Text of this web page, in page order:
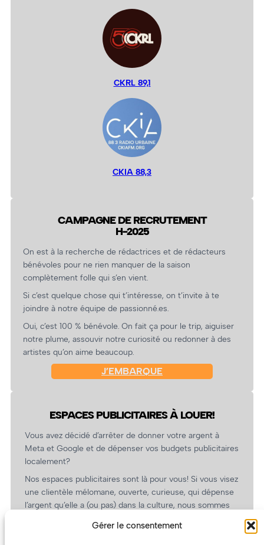
Gérer le consentement
CKRL 89,1
CKIA 88,3
CAMPAGNE DE RECRUTEMENT
H-2025
On est à la recherche de rédactrices et de rédacteurs
bénévoles pour ne rien manquer de la saison
complètement folle qui s’en vient.
Si c’est quelque chose qui t’intéresse, on t’invite à te
joindre à notre équipe de passionné.es.
Oui, c’est 100 % bénévole. On fait ça pour le trip, aiguiser
notre plume, assouvir notre curiosité ou redonner à des
artistes qu’on aime beaucoup.
J’EMBARQUE
ESPACES PUBLICITAIRES À LOUER!
Vous avez décidé d’arrêter de donner votre argent à
Meta et Google et de dépenser vos budgets publicitaires
localement?
Nos espaces publicitaires sont là pour vous! Si vous visez
une clientèle mélomane, ouverte, curieuse, qui dépense
l’argent qu’elle a (ou pas) dans la culture, nous sommes